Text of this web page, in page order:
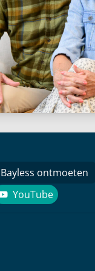
Bayless ontmoeten
YouTube
YouTube